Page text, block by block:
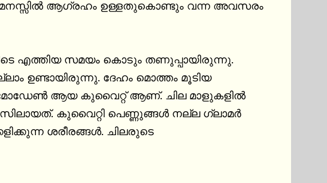
മനസ്സിൽ ആഗ്രഹം ഉള്ളതുകൊണ്ടും വന്ന അവസരം
എത്തിയ സമയം കൊടും തണുപ്പായിരുന്നു.
ഉണ്ടായിരുന്നു. ദേഹം മൊത്തം മൂടിയ
മോഡേൺ ആയ കുവൈറ്റ് ആണ്. ചില മാളുകളിൽ
കുവൈറ്റി പെണ്ണുങ്ങൾ നല്ല ഗ്ലാമർ
ശരീരങ്ങൾ. ചിലരുടെ